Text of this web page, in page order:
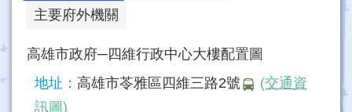
主要府外機關
高雄市政府─四維行政中心大樓配置圖
地址： 高雄市苓雅區四維三路2號
(交通資
訊圖)